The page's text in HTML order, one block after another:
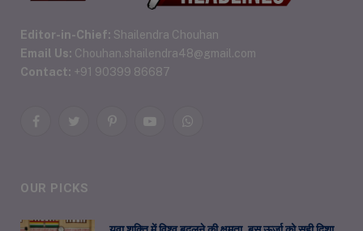
Editor-in-Chief: Shailendra Chouhan
Email Us: Chouhan.shailendra48@gmail.com
Contact: +91 90399 86687
FacebookTwitterPinterestYouTubeWhatsApp
OUR PICKS